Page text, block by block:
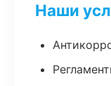
Наши